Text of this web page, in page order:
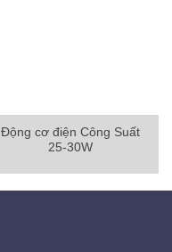
Động cơ điện Công Suất
25-30W